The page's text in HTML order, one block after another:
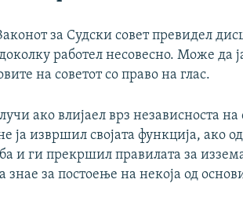
за Судски совет превидел
работел несовесно. Може да
на советот со право на глас.
ако влијаел врз независноста
ја извршил својата функција, ако
и ги прекршил правилата за
знае за постоење на некоја од